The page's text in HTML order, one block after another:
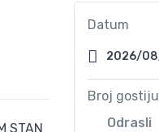
Datum
Broj gostiju
Odrasli